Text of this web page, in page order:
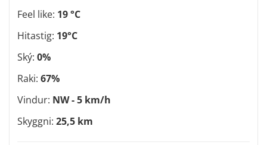
Feel like: 19 °C
Hitastig: 19°C
Ský: 0%
Raki: 67%
Vindur: NW - 5 km/h
Skyggni: 25,5 km